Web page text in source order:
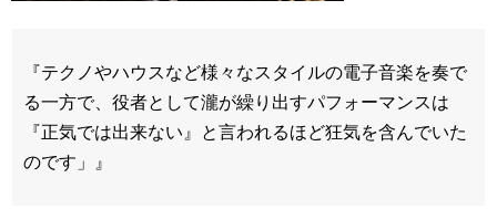
『テクノやハウスなど様々なスタイルの電子音楽を奏で
る一方で、役者として瀧が繰り出すパフォーマンスは
『正気では出来ない』と言われるほど狂気を含んでいた
のです」』